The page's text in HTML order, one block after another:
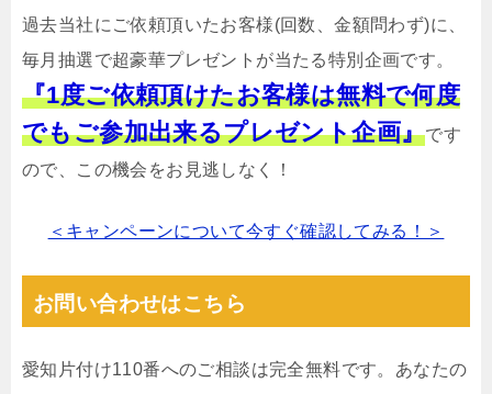
過去当社にご依頼頂いたお客様(回数、金額問わず)に、
毎月抽選で超豪華プレゼントが当たる特別企画です。
『1度ご依頼頂けたお客様は無料で何度
でもご参加出来るプレゼント企画』です
ので、この機会をお見逃しなく！
＜キャンペーンについて今すぐ確認してみる！＞
お問い合わせはこちら
愛知片付け110番へのご相談は完全無料です。あなたの